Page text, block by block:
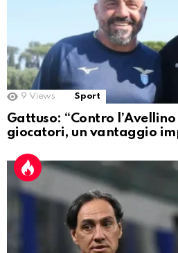
9 Views Sport
Gattuso: “Contro
giocatori, un vantaggio